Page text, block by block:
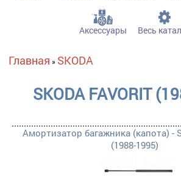
Аксессуары Весь
Вы здесь
Главная » SKODA
SKODA FAVORIT
Амортизатор багажника (капота) -
(1988-1995)